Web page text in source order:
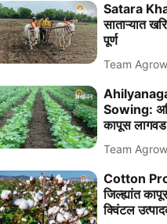
Satara
साताऱ्यात
पूर्ण
Team
Sowing:
कापूस
Team
Cotton
जिल्ह्यांत
क्विंटल